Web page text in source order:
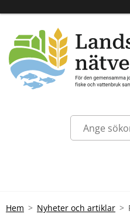
Hem Nyheter och artiklar